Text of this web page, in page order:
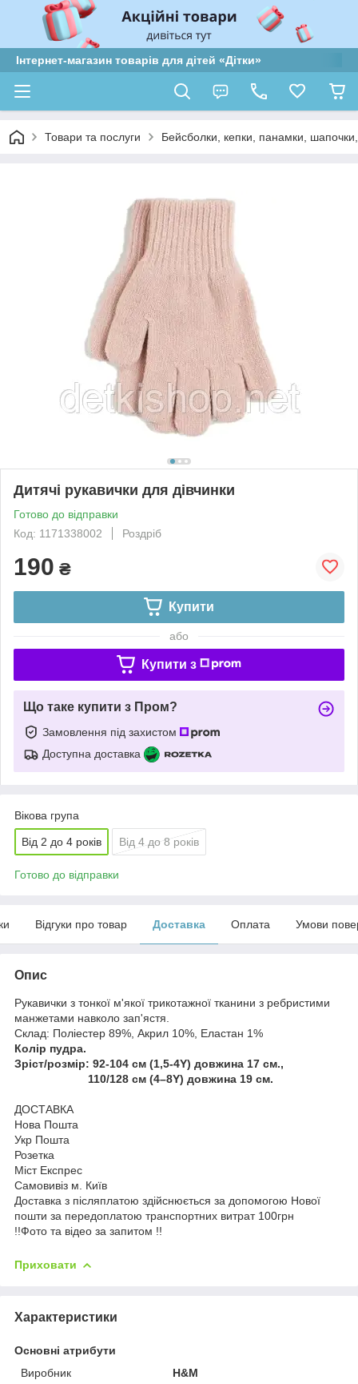
Інтернет-магазин товарів для дітей «Дітки»
Товари та послуги Бейсболки, кепки, панамки,
Дитячі рукавички для дівчинки
Готово до відправки
Код: 1171338002
Роздріб
190 ₴
Купити
або
Купити з
Що таке купити з Пром?
Замовлення під захистом
Доступна доставка
Вікова група
Від 2 до 4 років Від 4 до 8 років
Готово до відправки
Відгуки про товар Доставка Оплата Умови
Опис
Рукавички з тонкої м'якої трикотажної тканини з ребристими
манжетами навколо зап'ястя.
Склад: Поліестер 89%, Акрил 10%, Еластан 1%
Колір пудра.
Зріст/розмір: 92-104 см (1,5-4Y) довжина 17 см.,
110/128 см (4–8Y) довжина 19 см.
ДОСТАВКА
Нова Пошта
Укр Пошта
Розетка
Міст Експрес
Самовивіз м. Київ
Доставка з післяплатою здійснюється за допомогою Нової
пошти за передоплатою транспортних витрат 100грн
!!️Фото та відео за запитом !!️
Приховати
Характеристики
Основні атрибути
Виробник
H&M